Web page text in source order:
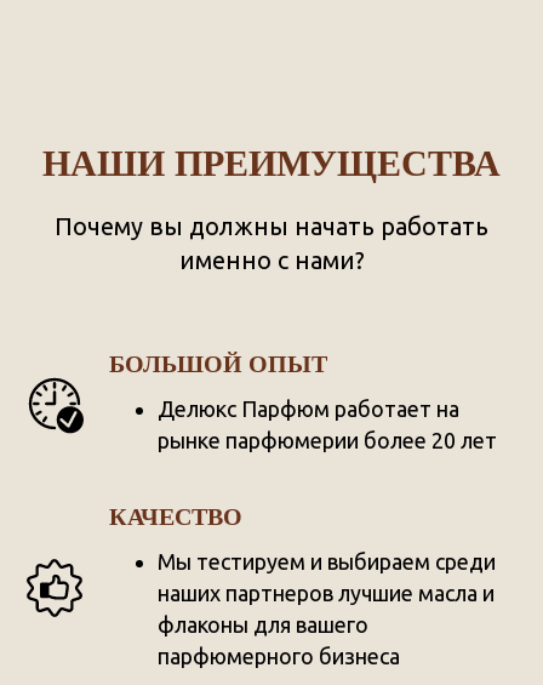
НАШИ ПРЕИМУЩЕСТВА
Почему вы должны начать работать
именно с нами?
БОЛЬШОЙ ОПЫТ
Делюкс Парфюм работает на
рынке парфюмерии более 20 лет
КАЧЕСТВО
Мы тестируем и выбираем среди
наших партнеров лучшие масла и
флаконы для вашего
парфюмерного бизнеса